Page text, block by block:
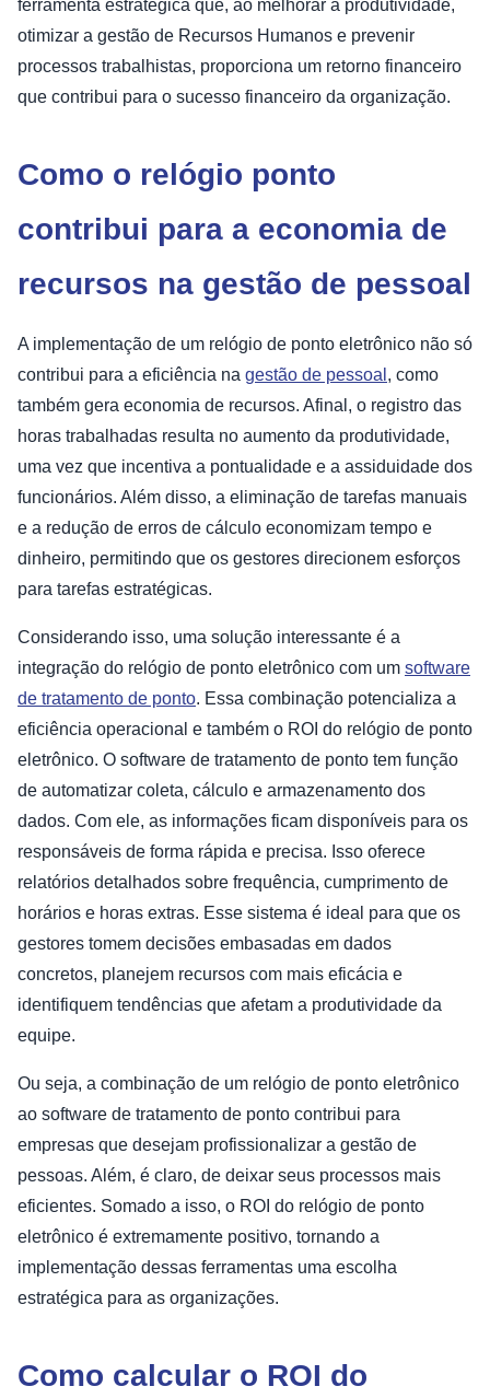
ferramenta estratégica que, ao melhorar a produtividade,
otimizar a gestão de Recursos Humanos e prevenir
processos trabalhistas, proporciona um retorno financeiro
que contribui para o sucesso financeiro da organização.
Como o relógio ponto
contribui para a economia de
recursos na gestão de pessoal
A implementação de um relógio de ponto eletrônico não só
contribui para a eficiência na gestão de pessoal , como
também gera economia de recursos. Afinal, o registro das
horas trabalhadas resulta no aumento da produtividade,
uma vez que incentiva a pontualidade e a assiduidade dos
funcionários. Além disso, a eliminação de tarefas manuais
e a redução de erros de cálculo economizam tempo e
dinheiro, permitindo que os gestores direcionem esforços
para tarefas estratégicas.
Considerando isso, uma solução interessante é a
integração do relógio de ponto eletrônico com um software
de tratamento de ponto. Essa combinação potencializa a
eficiência operacional e também o ROI do relógio de ponto
eletrônico. O software de tratamento de ponto tem função
de automatizar coleta, cálculo e armazenamento dos
dados. Com ele, as informações ficam disponíveis para os
responsáveis de forma rápida e precisa. Isso oferece
relatórios detalhados sobre frequência, cumprimento de
horários e horas extras. Esse sistema é ideal para que os
gestores tomem decisões embasadas em dados
concretos, planejem recursos com mais eficácia e
identifiquem tendências que afetam a produtividade da
equipe.
Ou seja, a combinação de um relógio de ponto eletrônico
ao software de tratamento de ponto contribui para
empresas que desejam profissionalizar a gestão de
pessoas. Além, é claro, de deixar seus processos mais
eficientes. Somado a isso, o ROI do relógio de ponto
eletrônico é extremamente positivo, tornando a
implementação dessas ferramentas uma escolha
estratégica para as organizações.
Como calcular o ROI do